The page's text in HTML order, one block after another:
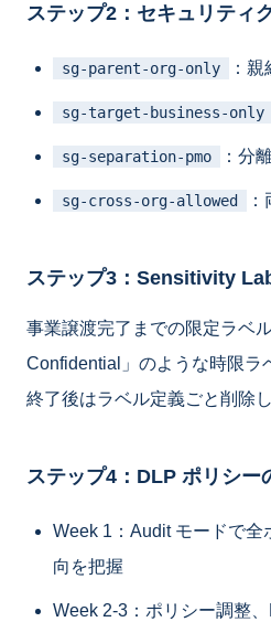
ステップ2：セキュリティ
sg-parent-org-only ：
sg-target-business-only
sg-separation-pmo ：分
sg-cross-org-allowed
ステップ3：Sensitivity
事業譲渡完了までの限定ラベ
Confidential」のような時限ラ
終了後はラベル定義ごと削除し
ステップ4：DLP ポリシー
Week 1：Audit モードで全
向を把握
Week 2-3：ポリシー調整